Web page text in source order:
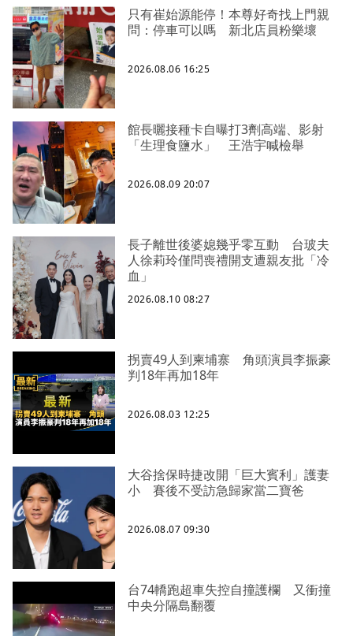
只有崔始源能停！本尊好奇找上門親
問：停車可以嗎 新北店員粉樂壞
2026.08.06 16:25
館長曬接種卡自曝打3劑高端、影射
「生理食鹽水」 王浩宇喊檢舉
2026.08.09 20:07
長子離世後婆媳幾乎零互動 台玻夫
人徐莉玲僅問喪禮開支遭親友批「冷
血」
2026.08.10 08:27
拐賣49人到柬埔寨 角頭演員李振豪
判18年再加18年
2026.08.03 12:25
大谷捨保時捷改開「巨大賓利」護妻
小 賽後不受訪急歸家當二寶爸
2026.08.07 09:30
台74轎跑超車失控自撞護欄 又衝撞
中央分隔島翻覆